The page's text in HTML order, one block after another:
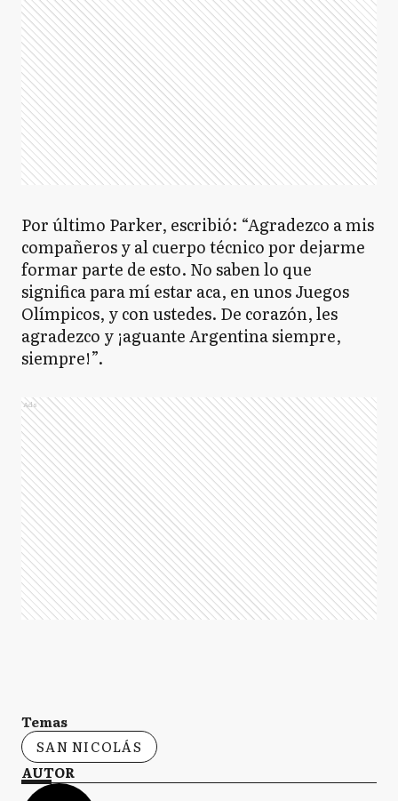
Por último Parker, escribió: “Agradezco a mis
compañeros y al cuerpo técnico por dejarme
formar parte de esto. No saben lo que
significa para mí estar aca, en unos Juegos
Olímpicos, y con ustedes. De corazón, les
agradezco y ¡aguante Argentina siempre,
siempre!”.
Ads
Temas
SAN NICOLÁS
AUTOR